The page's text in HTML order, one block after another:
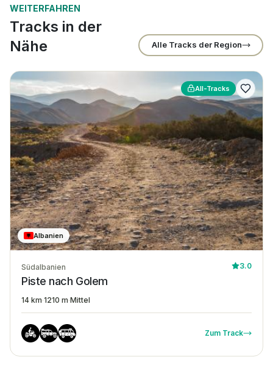
WEITERFAHREN
Tracks in der
Nähe
Alle Tracks der Region
All-Tracks
Albanien
Südalbanien 3.0
Piste nach Golem
14 km·1210 m·Mittel
Zum Track